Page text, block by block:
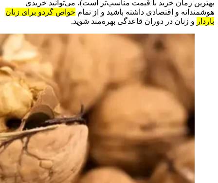
بهترین زمان خرید با قیمت مناسب‌تر است)، می‌توانید خریدی
هوشمندانه و اقتصادی داشته باشید و از تمام خواص‌ گردو‌ برای‌ زنان‌
باردار و زنان در دوران قاعدگی بهره‌مند شوید.